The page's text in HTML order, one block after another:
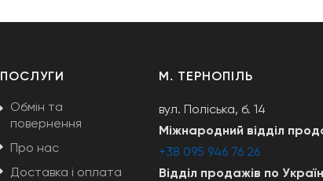
ПОСЛУГИ
Обмін та
повернення
Про нас
Доставка і оплата
М. ТЕРНОПІЛЬ
вул. Поліська, б. 14
Міжнародний відділ
+38 095 946 76 26
Відділ продажів по